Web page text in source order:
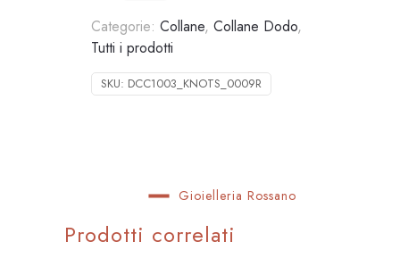
Categorie:Collane,Collane Dodo,
Tutti i prodotti
SKU: DCC1003_KNOTS_0009R
Gioielleria Rossano
Prodotti correlati